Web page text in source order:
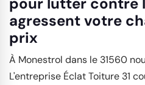
agressent votre
prix
À Monestrol dans le 31560
L'entreprise Éclat Toiture 31